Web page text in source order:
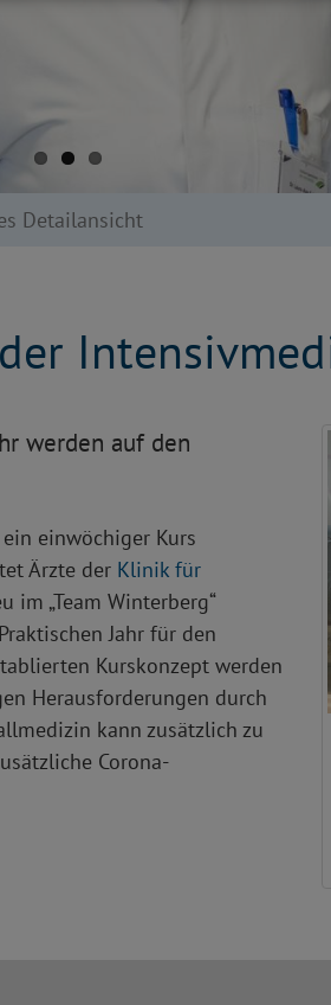
Detailansicht
werden auf den
einwöchiger Kurs
Ärzte der Klinik für
im „Team Winterberg“
Jahr für den
Kurskonzept werden
Herausforderungen durch
kann zusätzlich zu
Corona-